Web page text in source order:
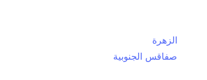
الزهرة
صفاقس الجنوبية